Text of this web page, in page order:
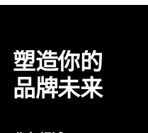
塑造你的
品牌未来